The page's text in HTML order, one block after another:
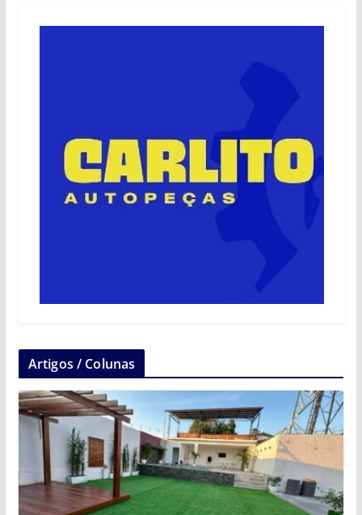
Artigos / Colunas